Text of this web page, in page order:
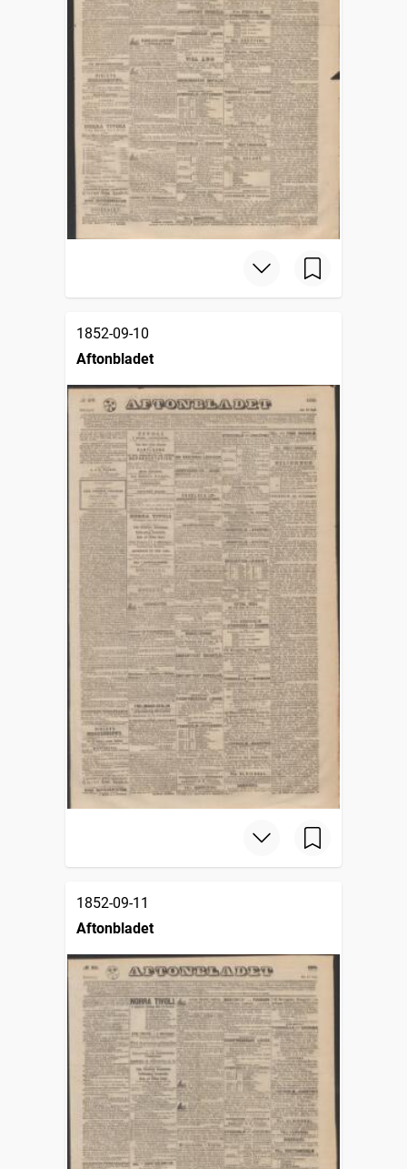
1852-09-10
Aftonbladet
1852-09-11
Aftonbladet